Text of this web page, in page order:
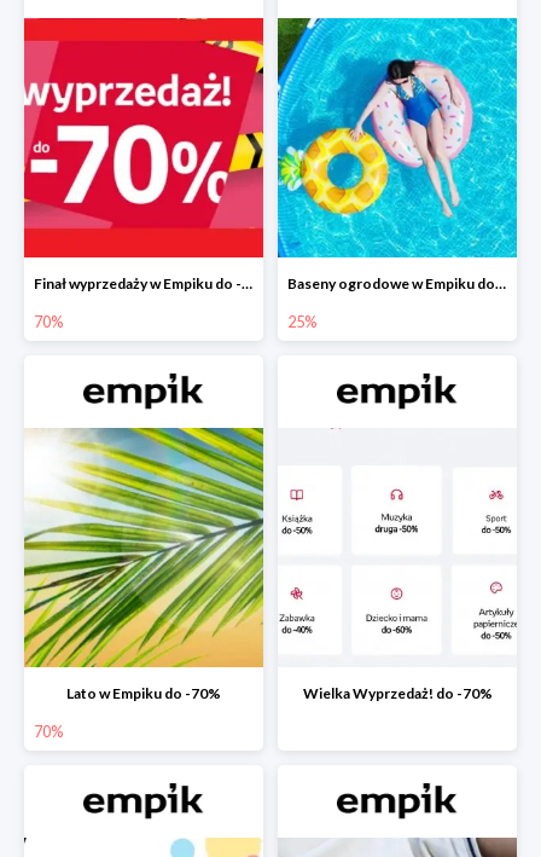
Finał wyprzedaży w Empiku do -70%
70%
Baseny ogrodowe w Empiku do -25%
25%
Lato w Empiku do -70%
70%
Wielka Wyprzedaż! do -70%